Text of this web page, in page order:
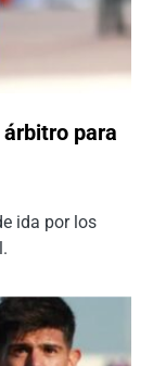
para
ida por los